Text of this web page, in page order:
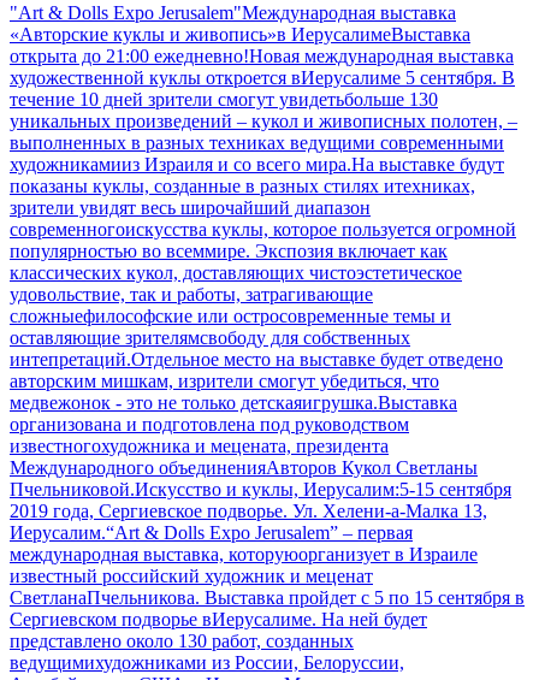
"Art & Dolls Expo Jerusalem"Международная выставка
«Авторские куклы и живопись»в ИерусалимеВыставка
открыта до 21:00 ежедневно!Новая международная выставка
художественной куклы откроется вИерусалиме 5 сентября. В
течение 10 дней зрители смогут увидетьбольше 130
уникальных произведений – кукол и живописных полотен, –
выполненных в разных техниках ведущими современными
художникамииз Израиля и со всего мира.На выставке будут
показаны куклы, созданные в разных стилях итехниках,
зрители увидят весь широчайший диапазон
современногоискусства куклы, которое пользуется огромной
популярностью во всеммире. Экспозия включает как
классических кукол, доставляющих чистоэстетическое
удовольствие, так и работы, затрагивающие
сложныефилософские или остросовременные темы и
оставляющие зрителямсвободу для собственных
интепретаций.Отдельное место на выставке будет отведено
авторским мишкам, изрители смогут убедиться, что
медвежонок - это не только детскаяигрушка.Выставка
организована и подготовлена под руководством
известногохудожника и мецената, президента
Международного объединенияАвторов Кукол Светланы
Пчельниковой.Искусство и куклы, Иерусалим:5-15 сентября
2019 года, Сергиевское подворье. Ул. Хелени-а-Малка 13,
Иерусалим.“Art & Dolls Expo Jerusalem” – первая
международная выставка, которуюорганизует в Израиле
известный российский художник и меценат
СветланаПчельникова. Выставка пройдет с 5 по 15 сентября в
Сергиевском подворье вИерусалиме. На ней будет
представлено около 130 работ, созданных
ведущимихудожниками из России, Белоруссии,